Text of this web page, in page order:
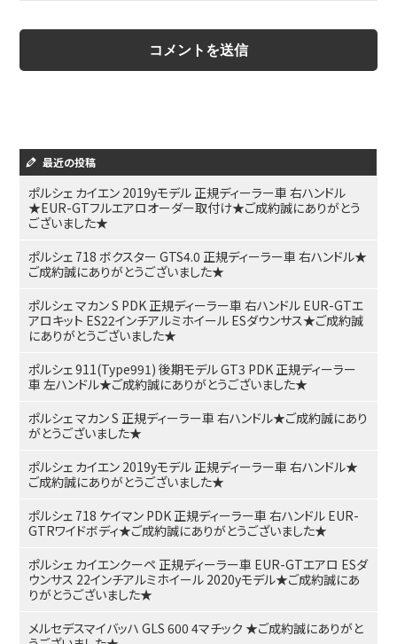
最近の投稿
ポルシェ カイエン 2019yモデル 正規ディーラー車 右ハンドル
★EUR-GTフルエアロオーダー取付け★ご成約誠にありがとう
ございました★
ポルシェ 718 ボクスター GTS4.0 正規ディーラー車 右ハンドル★
ご成約誠にありがとうございました★
ポルシェ マカン S PDK 正規ディーラー車 右ハンドル EUR-GTエ
アロキット ES22インチアルミホイール ESダウンサス★ご成約誠
にありがとうございました★
ポルシェ 911(Type991) 後期モデル GT3 PDK 正規ディーラー
車 左ハンドル★ご成約誠にありがとうございました★
ポルシェ マカン S 正規ディーラー車 右ハンドル★ご成約誠にあり
がとうございました★
ポルシェ カイエン 2019yモデル 正規ディーラー車 右ハンドル★
ご成約誠にありがとうございました★
ポルシェ 718 ケイマン PDK 正規ディーラー車 右ハンドル EUR-
GTRワイドボディ★ご成約誠にありがとうございました★
ポルシェ カイエンクーペ 正規ディーラー車 EUR-GTエアロ ESダ
ウンサス 22インチアルミホイール 2020yモデル★ご成約誠にあ
りがとうございました★
メルセデスマイバッハ GLS 600 4マチック ★ご成約誠にありがと